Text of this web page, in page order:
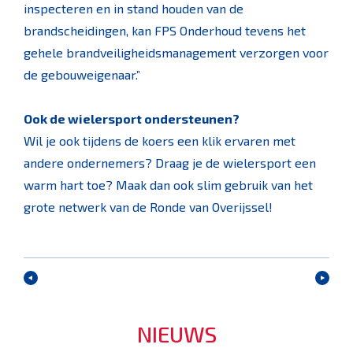
inspecteren en in stand houden van de
brandscheidingen, kan FPS Onderhoud tevens het
gehele brandveiligheidsmanagement verzorgen voor
de gebouweigenaar.”
Ook de wielersport ondersteunen?
Wil je ook tijdens de koers een klik ervaren met
andere ondernemers? Draag je de wielersport een
warm hart toe? Maak dan ook slim gebruik van het
grote netwerk van de Ronde van Overijssel!
NIEUWS